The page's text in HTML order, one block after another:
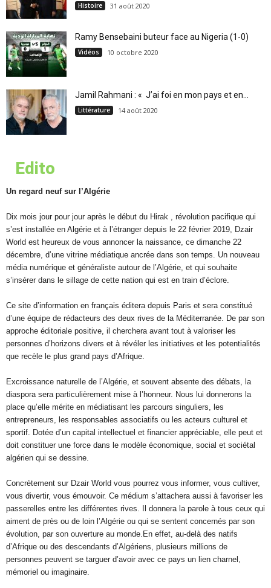
Histoire 31 août 2020
Ramy Bensebaini buteur face au Nigeria (1-0)
Vidéos 10 octobre 2020
Jamil Rahmani : « J’ai foi en mon pays et en...
Littérature 14 août 2020
Edito
Un regard neuf sur l’Algérie
Dix mois jour pour jour après le début du Hirak , révolution pacifique qui
s’est installée en Algérie et à l’étranger depuis le 22 février 2019, Dzair
World est heureux de vous annoncer la naissance, ce dimanche 22
décembre, d’une vitrine médiatique ancrée dans son temps. Un nouveau
média numérique et généraliste autour de l’Algérie, et qui souhaite
s’insérer dans le sillage de cette nation qui est en train d’éclore.
Ce site d’information en français éditera depuis Paris et sera constitué
d’une équipe de rédacteurs des deux rives de la Méditerranée. De par son
approche éditoriale positive, il cherchera avant tout à valoriser les
personnes d’horizons divers et à révéler les initiatives et les potentialités
que recèle le plus grand pays d’Afrique.
Excroissance naturelle de l’Algérie, et souvent absente des débats, la
diaspora sera particulièrement mise à l’honneur. Nous lui donnerons la
place qu’elle mérite en médiatisant les parcours singuliers, les
entrepreneurs, les responsables associatifs ou les acteurs culturel et
sportif. Dotée d’un capital intellectuel et financier appréciable, elle peut et
doit constituer une force dans le modèle économique, social et sociétal
algérien qui se dessine.
Concrètement sur Dzair World vous pourrez vous informer, vous cultiver,
vous divertir, vous émouvoir. Ce médium s’attachera aussi à favoriser les
passerelles entre les différentes rives. Il donnera la parole à tous ceux qui
aiment de près ou de loin l’Algérie ou qui se sentent concernés par son
évolution, par son ouverture au monde.En effet, au-delà des natifs
d’Afrique ou des descendants d’Algériens, plusieurs millions de
personnes peuvent se targuer d’avoir avec ce pays un lien charnel,
mémoriel ou imaginaire.